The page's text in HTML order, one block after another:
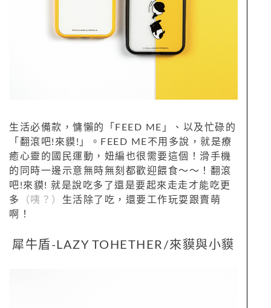
生活必備款，慵懶的「FEED ME」、以及忙碌的
「翻滾吧!來貘!」。FEED ME不用多說，就是療
癒心靈的國民運動，妞編也很需要這個！滑手機
的同時一邊示意無時無刻都歡迎餵食～～！翻滾
吧!來貘! 就是說吃多了還是要起來走走才能吃更
多
（咦？） 生活除了吃，還要工作玩耍跟賣萌
啊！
犀牛盾-LAZY TOHETHER/來貘與小貘